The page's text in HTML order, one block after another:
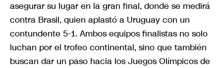
asegurar su lugar en la gran final, donde se medirá
contra Brasil, quien aplastó a Uruguay con un
contundente 5-1. Ambos equipos finalistas no solo
luchan por el trofeo continental, sino que también
buscan dar un paso hacia los Juegos Olímpicos de